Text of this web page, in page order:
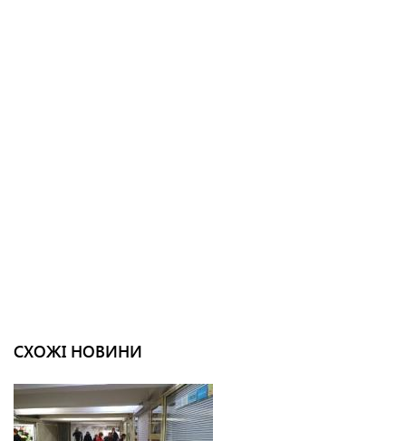
СХОЖІ НОВИНИ